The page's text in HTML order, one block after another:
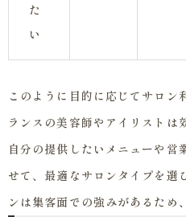
た
い
このように目的に応じてサロン
ランスの美容師やアイリストは
自分の提供したいメニューや営
せて、最適なサロンタイプを選
ンは集客面での強みがあるため